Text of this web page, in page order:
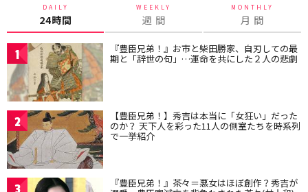
DAILY
24時間
WEEKLY
週 間
MONTHLY
月 間
1 『豊臣兄弟！』お市と柴田勝家、自刃しての最
期と「辞世の句」…運命を共にした２人の悲劇
2 【豊臣兄弟！】秀吉は本当に「女狂い」だった
のか？ 天下人を彩った11人の側室たちを時系列
で一挙紹介
『豊臣兄弟！』茶々＝悪女はほぼ創作？秀吉が